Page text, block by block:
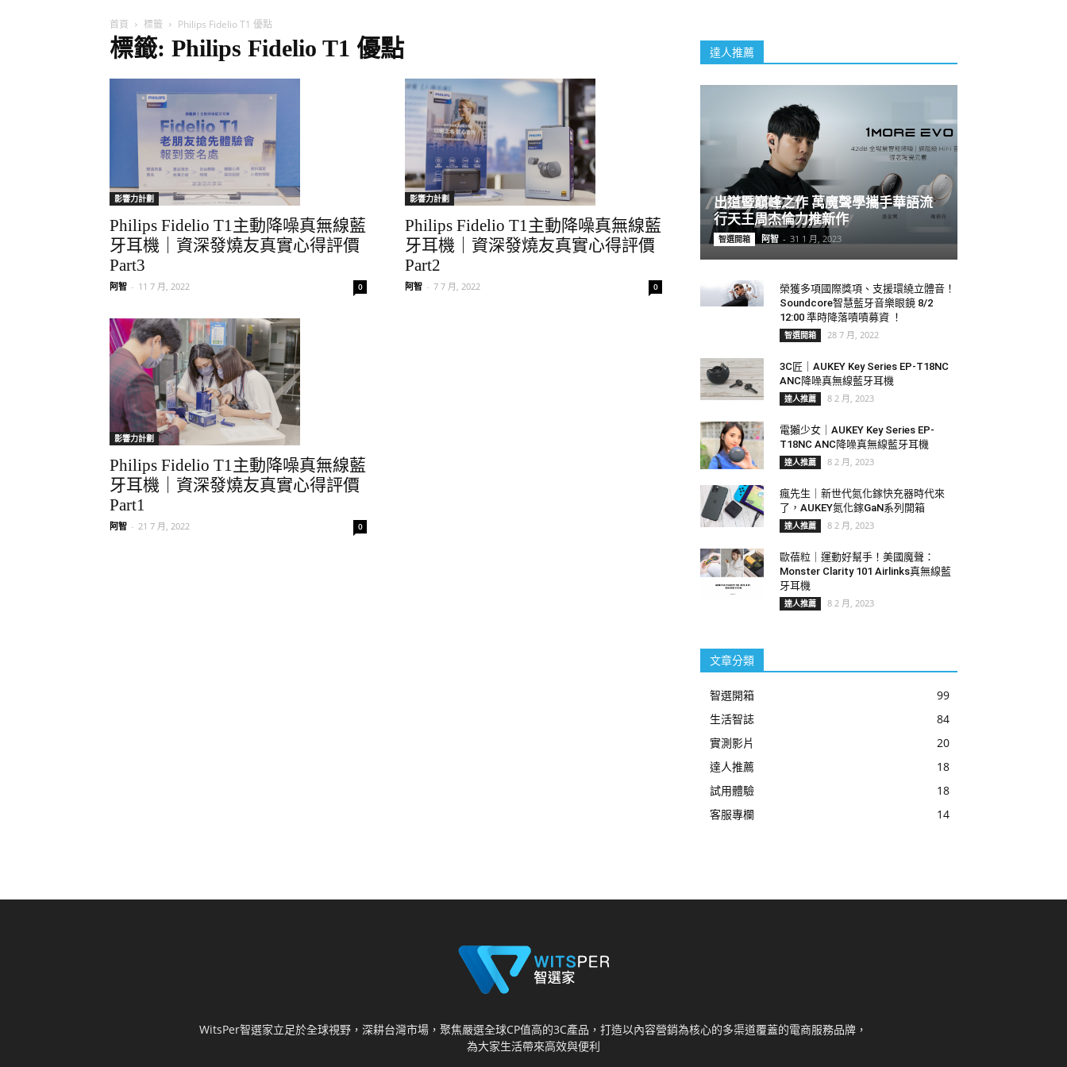
首頁 標籤 Philips Fidelio T1 優點
標籤: Philips Fidelio T1 優點
影響力計劃
Philips Fidelio T1主動降噪真無線藍
牙耳機｜資深發燒友真實心得評價
Part3
阿智 - 11 7 月, 2022 0
影響力計劃
Philips Fidelio T1主動降噪真無線藍
牙耳機｜資深發燒友真實心得評價
Part2
阿智 - 7 7 月, 2022 0
影響力計劃
Philips Fidelio T1主動降噪真無線藍
牙耳機｜資深發燒友真實心得評價
Part1
阿智 - 21 7 月, 2022 0
達人推薦
出道暨巔峰之作 萬魔聲學攜手華語流
行天王周杰倫力推新作
智選開箱 阿智 - 31 1 月, 2023
榮獲多項國際獎項、支援環繞立體音！
Soundcore智慧藍牙音樂眼鏡 8/2
12:00 準時降落嘖嘖募資 ！
智選開箱 28 7 月, 2022
3C匠｜AUKEY Key Series EP-T18NC
ANC降噪真無線藍牙耳機
達人推薦 8 2 月, 2023
電獺少女｜AUKEY Key Series EP-
T18NC ANC降噪真無線藍牙耳機
達人推薦 8 2 月, 2023
瘋先生｜新世代氮化鎵快充器時代來
了，AUKEY氮化鎵GaN系列開箱
達人推薦 8 2 月, 2023
歐蓓粒｜運動好幫手！美國魔聲：
Monster Clarity 101 Airlinks真無線藍
牙耳機
達人推薦 8 2 月, 2023
文章分類
智選開箱
99
生活智誌
84
實測影片
20
達人推薦
18
試用體驗
18
客服專欄
14
WitsPer智選家立足於全球視野，深耕台灣市場，聚焦嚴選全球CP值高的3C產品，打造以內容營銷為核心的多渠道覆蓋的電商服務品牌，
為大家生活帶來高效與便利